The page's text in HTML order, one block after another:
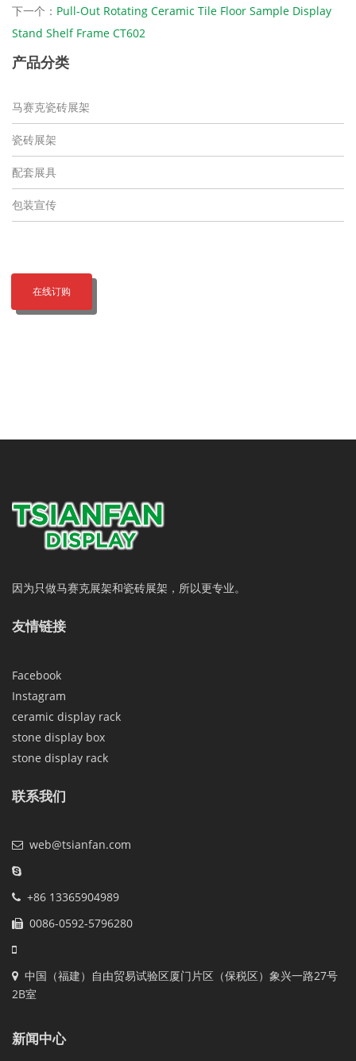
下一个： Pull-Out Rotating Ceramic Tile Floor Sample Display
Stand Shelf Frame CT602
产品分类
马赛克瓷砖展架
瓷砖展架
配套展具
包装宣传
在线订购
因为只做马赛克展架和瓷砖展架，所以更专业。
友情链接
Facebook
Instagram
ceramic display rack
stone display box
stone display rack
联系我们
web@tsianfan.com
+86 13365904989
0086-0592-5796280
中国（福建）自由贸易试验区厦门片区（保税区）象兴一路27号
2B室
新闻中心